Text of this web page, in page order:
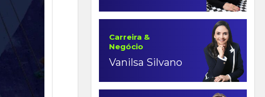
Carreira &
Negócio
Vanilsa Silvano